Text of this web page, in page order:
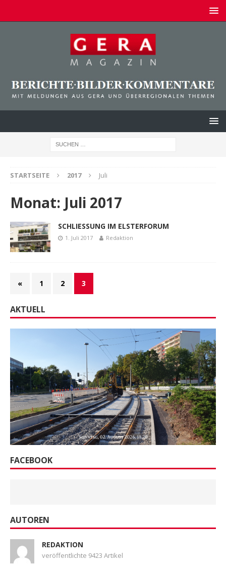
STARTSEITE 2017 Juli
Monat: Juli 2017
SCHLIESSUNG IM ELSTERFORUM
1. Juli 2017 Redaktion
« 1 2 3
AKTUELL
FACEBOOK
AUTOREN
REDAKTION
veröffentlichte 9423 Artikel